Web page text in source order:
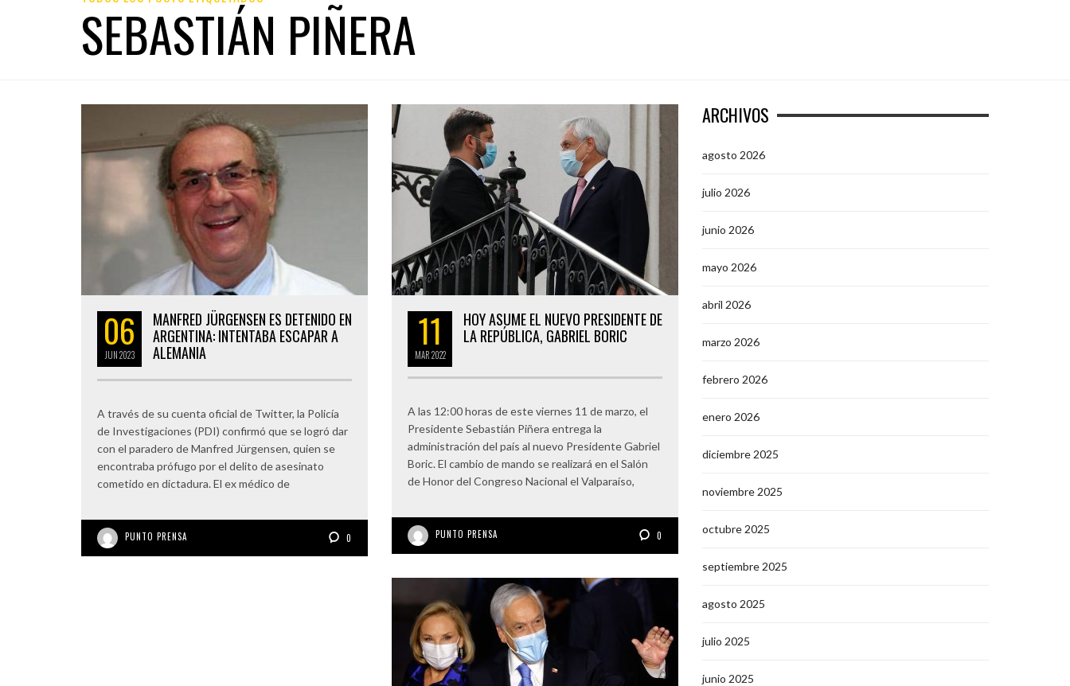
SEBASTIÁN PIÑERA
06
JUN2023
MANFRED JÜRGENSEN ES DETENIDO EN
ARGENTINA: INTENTABA ESCAPAR A
ALEMANIA
A través de su cuenta oficial de Twitter, la Policía
de Investigaciones (PDI) confirmó que se logró dar
con el paradero de Manfred Jürgensen, quien se
encontraba prófugo por el delito de asesinato
cometido en dictadura. El ex médico de
PUNTO PRENSA 0
11
MAR2022
HOY ASUME EL NUEVO PRESIDENTE DE
LA REPÚBLICA, GABRIEL BORIC
A las 12:00 horas de este viernes 11 de marzo, el
Presidente Sebastián Piñera entrega la
administración del país al nuevo Presidente Gabriel
Boric. El cambio de mando se realizará en el Salón
de Honor del Congreso Nacional el Valparaíso,
PUNTO PRENSA 0
ARCHIVOS
agosto 2026
julio 2026
junio 2026
mayo 2026
abril 2026
marzo 2026
febrero 2026
enero 2026
diciembre 2025
noviembre 2025
octubre 2025
septiembre 2025
agosto 2025
julio 2025
junio 2025